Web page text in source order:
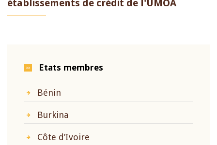
établissements de crédit de l'UMOA
Etats membres
Bénin
Burkina
Côte d’Ivoire